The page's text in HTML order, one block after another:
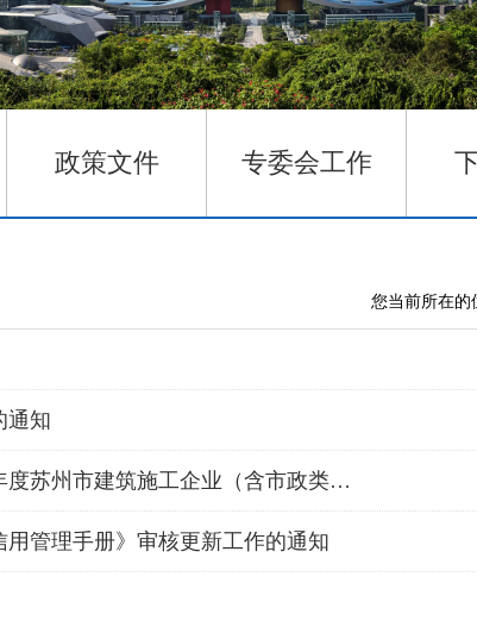
政策文件 专委会工作
您当前所在的
通知
苏州市住房和城乡建设局关于公布2024年度苏州市建筑施工企业（含市政类）综合考评结果的通知
管理手册》审核更新工作的通知